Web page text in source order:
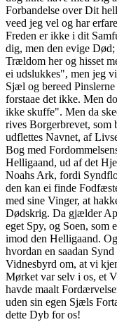
Forbandelse over Dit
veed jeg vel og har
Freden er ikke i dit
dig, men den evige
Trældom her og hisset
ei udslukkes", men jeg
Sjæl og bereed
forstaae det ikke. Men
ikke skuffe". Men da
rives Borgerbrevet, som
udflettes Navnet, af
Bog med
Helligaand, ud af det
Noahs Ark, fordi
den kan ei finde
med sine Vinger, at
Dødskrig. Da gjælder
eget Spy, og Soen, som
imod den Helligaand.
hvordan en saadan
Vidnesbyrd om, at vi
Mørket var selv i os, et
havde maalt
uden sin egen Sjæls
dette Dyb for os!